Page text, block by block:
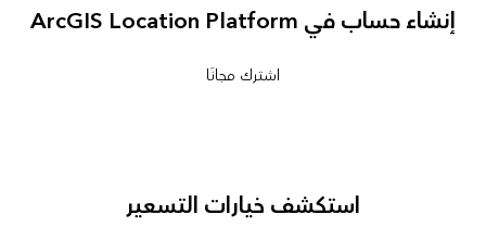
إنشاء حساب في ArcGIS Location Platform
اشترك مجانًا
استكشف خيارات التسعير